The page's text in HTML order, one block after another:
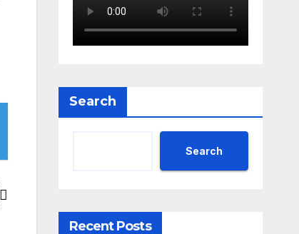
Search
Search
Recent Posts